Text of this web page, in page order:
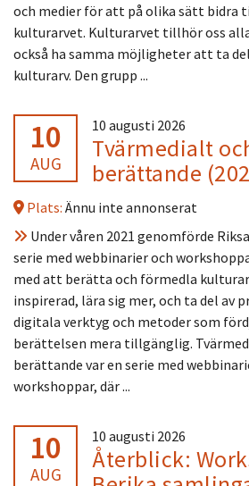
och medier för att på olika sätt bidra
kulturarvet. Kulturarvet tillhör oss
också ha samma möjligheter att ta
kulturarv. Den grupp ...
10
AUG
10 augusti 2026
Tvärmedialt
berättande
Plats: Ännu inte annonserat
Under våren 2021 genomförde
serie med webbinarier och
med att berätta och förmedla
inspirerad, lära sig mer, och ta del av
digitala verktyg och metoder som
berättelsen mera tillgänglig.
berättande var en serie med
workshoppar, där ...
10
AUG
10 augusti 2026
Återblick: